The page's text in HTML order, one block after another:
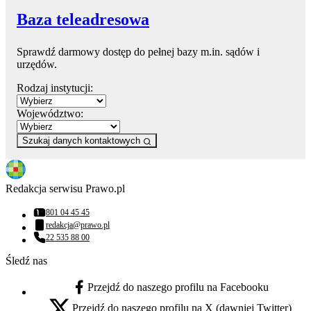
Baza teleadresowa
Sprawdź darmowy dostęp do pełnej bazy m.in. sądów i
urzędów.
Rodzaj instytucji:
Województwo:
Szukaj danych kontaktowych
Redakcja serwisu Prawo.pl
Numer telefonu:
801 04 45 45
Adres email:
redakcja@prawo.pl
Numer telefonu:
22 535 88 00
Śledź nas
facebook - otwiera się w nowej karcie
Przejdź do naszego profilu na Facebooku
Przejdź do naszego profilu na X (dawniej Twitter)